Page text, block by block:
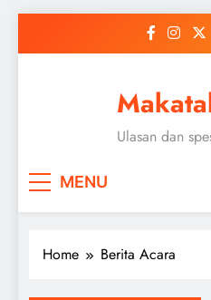
Ulasan dan
MENU
Home Berita Acara